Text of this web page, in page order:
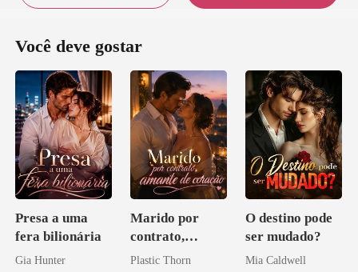
Você deve gostar
Presa a uma
fera bilionária
Gia Hunter
Marido por
contrato,
amante de
Plastic Thorn
O destino pode
ser mudado?
Mia Caldwell